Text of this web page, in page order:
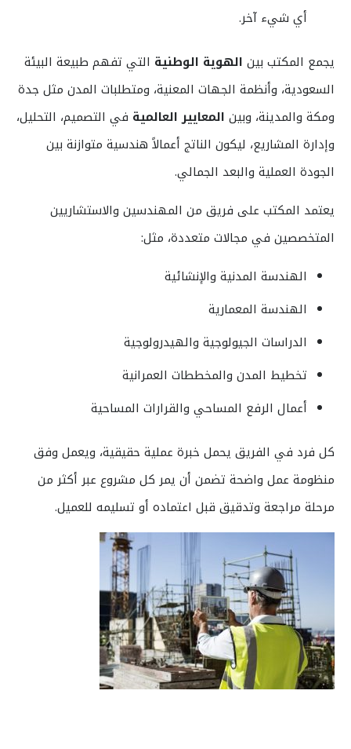
أي شيء آخر.
يجمع المكتب بين الهوية الوطنية التي تفهم طبيعة البيئة
السعودية، وأنظمة الجهات المعنية، ومتطلبات المدن مثل جدة
ومكة والمدينة، وبين المعايير العالمية في التصميم، التحليل،
وإدارة المشاريع، ليكون الناتج أعمالاً هندسية متوازنة بين
الجودة العملية والبعد الجمالي.
يعتمد المكتب على فريق من المهندسين والاستشاريين
المتخصصين في مجالات متعددة، مثل:
الهندسة المدنية والإنشائية
الهندسة المعمارية
الدراسات الجيولوجية والهيدرولوجية
تخطيط المدن والمخططات العمرانية
أعمال الرفع المساحي والقرارات المساحية
كل فرد في الفريق يحمل خبرة عملية حقيقية، ويعمل وفق
منظومة عمل واضحة تضمن أن يمر كل مشروع عبر أكثر من
مرحلة مراجعة وتدقيق قبل اعتماده أو تسليمه للعميل.